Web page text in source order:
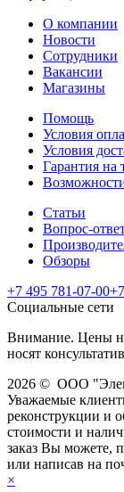
О компании
Новости
Сотрудники
Вакансии
Магазины
Помощь
Условия
Условия
Гарантия на
Статьи
Вопрос-
Обзоры
+7 495 781-07-00
Социальные сети
Внимание. Цены
носят
2026 © ООО
Уважаемые
реконструкции и
стоимости и
заказ Вы можете,
или написав на
×